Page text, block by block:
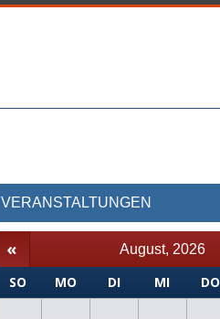
VERANSTALTUNGEN
August, 2026
«
SO MO DI MI DO